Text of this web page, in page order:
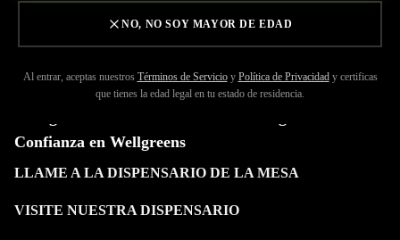
NO, NO SOY MAYOR DE EDAD
Al entrar, aceptas nuestros Términos de Servicio y Política de Privacidad y certificas
que tienes la edad legal en tu estado de residencia.
Confianza en Wellgreens
LLAME A LA DISPENSARIO DE LA MESA
VISITE NUESTRA DISPENSARIO